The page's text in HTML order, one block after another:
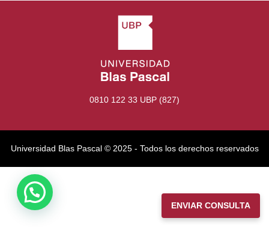
0810 122 33 UBP (827)
Universidad Blas Pascal ©️ 2025 - Todos los derechos reservados
ENVIAR CONSULTA